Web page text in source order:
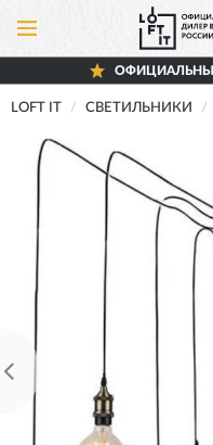
LOFT IT СВЕТИЛЬНИКИ